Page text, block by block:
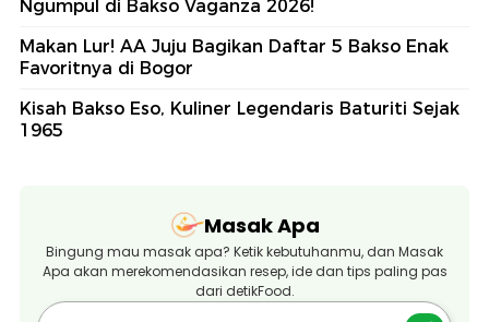
Ngumpul di Bakso Vaganza 2026!
Makan Lur! AA Juju Bagikan Daftar 5 Bakso Enak
Favoritnya di Bogor
Kisah Bakso Eso, Kuliner Legendaris Baturiti Sejak
1965
Masak Apa
Bingung mau masak apa? Ketik kebutuhanmu, dan Masak
Apa akan merekomendasikan resep, ide dan tips paling pas
dari detikFood.